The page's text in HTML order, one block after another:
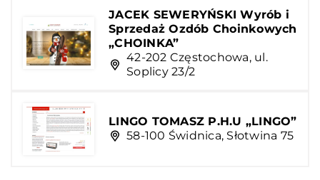
JACEK SEWERYŃSKI Wyrób i
Sprzedaż Ozdób Choinkowych
„CHOINKA”
42-202 Częstochowa, ul.
Soplicy 23/2
LINGO TOMASZ P.H.U „LINGO”
58-100 Świdnica, Słotwina 75